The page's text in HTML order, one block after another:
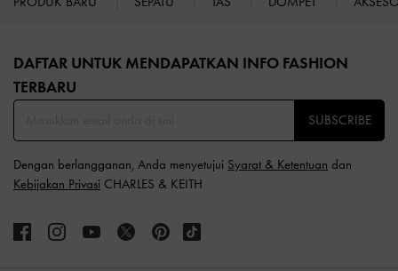
DAFTAR UNTUK MENDAPATKAN INFO FASHION
TERBARU​
SUBSCRIBE
Dengan berlangganan, Anda menyetujui Syarat & Ketentuan dan
Kebijakan Privasi CHARLES & KEITH